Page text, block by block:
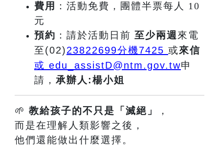
費用 ：活動免費，團體半票每人 10
元
預約 ：請於活動日前 至少兩週 來電
至(02)23822699分機7425 或來信
或 edu_assistD@ntm.gov.tw申
請 ， 承辦人:楊小姐
🌱 教給孩子的不只是「滅絕」
，
而是在理解人類影響之後，
他們還能做出什麼選擇。